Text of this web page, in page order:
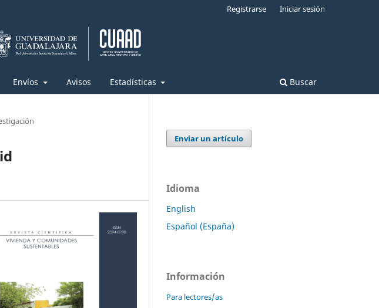
Envíos Avisos Estadísticas Buscar
Registrarse Iniciar sesión
Enviar un artículo
Idioma
English
Español (España)
Información
Para lectores/as